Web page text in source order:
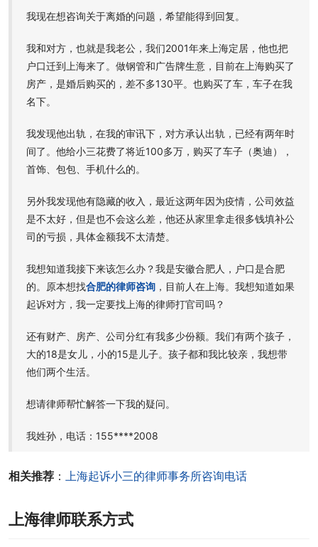
我现在想咨询关于离婚的问题，希望能得到回复。
我和对方，也就是我老公，我们2001年来上海定居，他也把
户口迁到上海来了。做钢管和广告牌生意，目前在上海购买了
房产，是婚后购买的，差不多130平。也购买了车，车子在我
名下。
我发现他出轨，在我的审讯下，对方承认出轨，已经有两年时
间了。他给小三花费了将近100多万，购买了车子（奥迪），
首饰、包包、手机什么的。
另外我发现他有隐藏的收入，最近这两年因为疫情，公司效益
是不太好，但是也不会这么差，他还从家里拿走很多钱填补公
司的亏损，具体金额我不太清楚。
我想知道我接下来该怎么办？我是安徽合肥人，户口是合肥
的。原本想找合肥的律师咨询 ，目前人在上海。我想知道如果
起诉对方，我一定要找上海的律师打官司吗？
还有财产、房产、公司分红有我多少份额。我们有两个孩子，
大的18是女儿，小的15是儿子。孩子都和我比较亲，我想带
他们两个生活。
想请律师帮忙解答一下我的疑问。
我姓孙，电话：155****2008
相关推荐 ： 上海起诉小三的律师事务所咨询电话
上海律师联系方式